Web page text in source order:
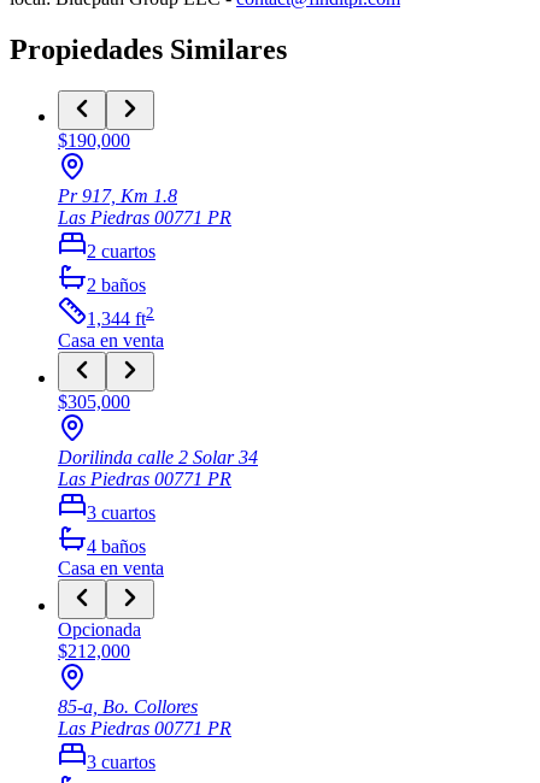
Propiedades Similares
$190,000
Pr 917, Km 1.8
Las Piedras 00771 PR
2 cuartos
2 baños
1,344 ft2
Casa en venta
$305,000
Dorilinda calle 2 Solar 34
Las Piedras 00771 PR
3 cuartos
4 baños
Casa en venta
Opcionada
$212,000
85-a, Bo. Collores
Las Piedras 00771 PR
3 cuartos